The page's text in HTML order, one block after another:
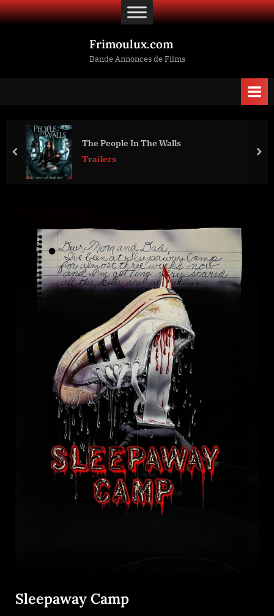
Skip
to
Frimoulux.com
Bande Annonces de Films
The People In The Walls
Trailers
prev
Sleepaway Camp